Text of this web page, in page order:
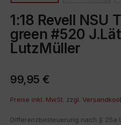
1:18 Revell NSU
green #520
LutzMüller
99,95 €
Preise inkl. MwSt. zzgl.
Differenzbesteuerung nach § 25a